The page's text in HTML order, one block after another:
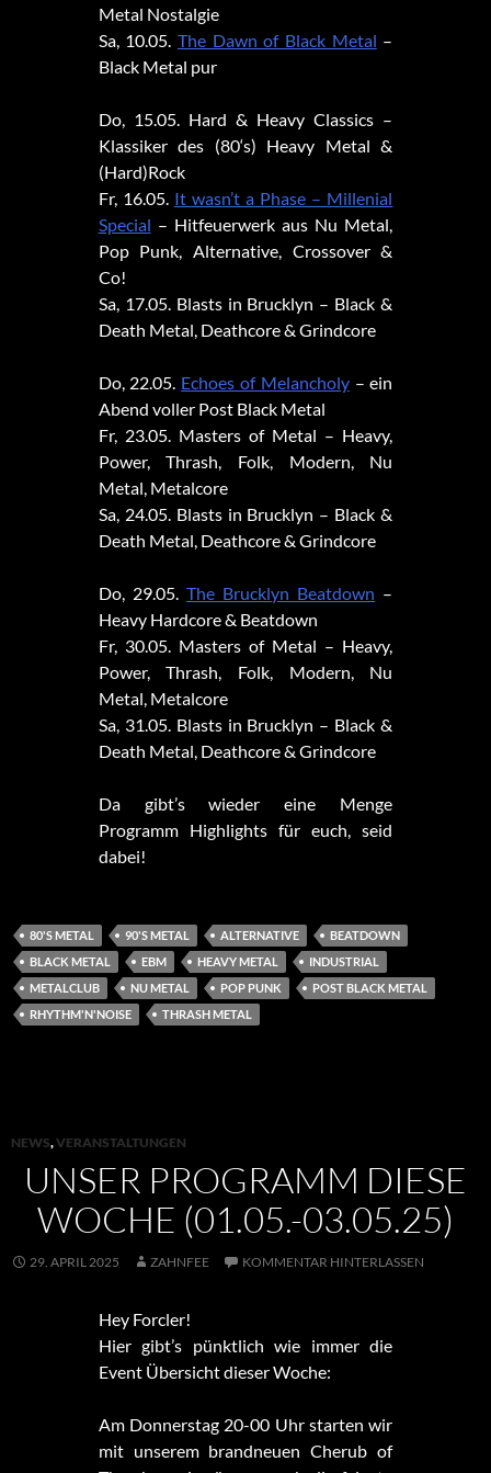
Metal Nostalgie
Sa, 10.05. The Dawn of Black Metal –
Black Metal pur
Do, 15.05. Hard & Heavy Classics –
Klassiker des (80‘s) Heavy Metal &
(Hard)Rock
Fr, 16.05. It wasn’t a Phase – Millenial
Special – Hitfeuerwerk aus Nu Metal,
Pop Punk, Alternative, Crossover &
Co!
Sa, 17.05. Blasts in Brucklyn – Black &
Death Metal, Deathcore & Grindcore
Do, 22.05. Echoes of Melancholy– ein
Abend voller Post Black Metal
Fr, 23.05. Masters of Metal – Heavy,
Power, Thrash, Folk, Modern, Nu
Metal, Metalcore
Sa, 24.05. Blasts in Brucklyn – Black &
Death Metal, Deathcore & Grindcore
Do, 29.05. The Brucklyn Beatdown –
Heavy Hardcore & Beatdown
Fr, 30.05. Masters of Metal – Heavy,
Power, Thrash, Folk, Modern, Nu
Metal, Metalcore
Sa, 31.05. Blasts in Brucklyn – Black &
Death Metal, Deathcore & Grindcore
Da gibt’s wieder eine Menge
Programm Highlights für euch, seid
dabei!
80'S METAL 90'S METAL ALTERNATIVE
BEATDOWN
BLACK METAL
EBM HEAVY METAL
INDUSTRIAL
METALCLUB
NU METAL POP PUNK
POST BLACK METAL
RHYTHM'N'NOISE
THRASH METAL
NEWS,VERANSTALTUNGEN
UNSER PROGRAMM DIESE
WOCHE (01.05.-03.05.25)
29. APRIL 2025 ZAHNFEE KOMMENTAR HINTERLASSEN
Hey Forcler!
Hier gibt’s pünktlich wie immer die
Event Übersicht dieser Woche:
Am Donnerstag 20-00 Uhr starten wir
mit unserem brandneuen Cherub of